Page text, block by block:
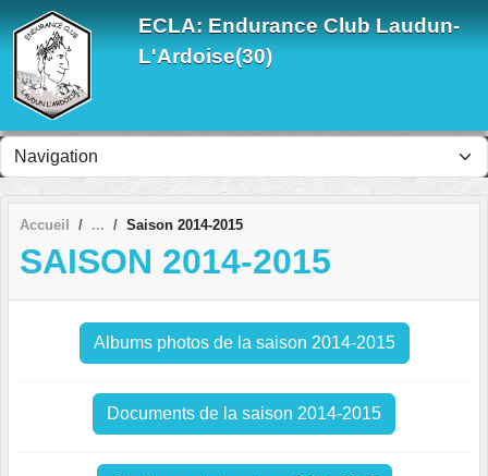
ECLA: Endurance Club Laudun-
L'Ardoise(30)
Accueil Saison 2014-2015
SAISON 2014-2015
Albums photos de la saison 2014-2015
Documents de la saison 2014-2015
Panneau de gestion des cookies